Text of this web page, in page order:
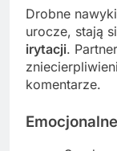
Drobne
urocze, stają
irytacji.
komentarze.